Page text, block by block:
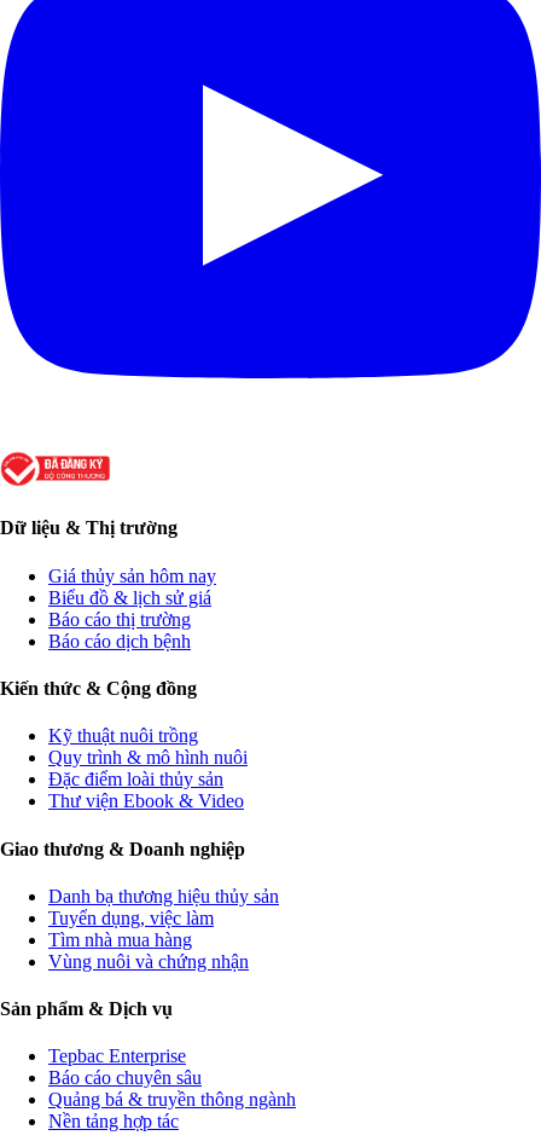
Dữ liệu & Thị trường
Giá thủy sản hôm nay
Biểu đồ & lịch sử giá
Báo cáo thị trường
Báo cáo dịch bệnh
Kiến thức & Cộng đồng
Kỹ thuật nuôi trồng
Quy trình & mô hình nuôi
Đặc điểm loài thủy sản
Thư viện Ebook & Video
Giao thương & Doanh nghiệp
Danh bạ thương hiệu thủy sản
Tuyển dụng, việc làm
Tìm nhà mua hàng
Vùng nuôi và chứng nhận
Sản phẩm & Dịch vụ
Tepbac Enterprise
Báo cáo chuyên sâu
Quảng bá & truyền thông ngành
Nền tảng hợp tác